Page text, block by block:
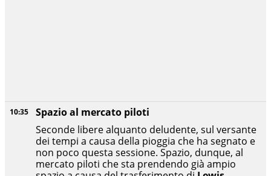
10:35
Spazio al mercato piloti
Seconde libere alquanto deludente, sul versante
dei tempi a causa della pioggia che ha segnato e
non poco questa sessione. Spazio, dunque, al
mercato piloti che sta prendendo già ampio